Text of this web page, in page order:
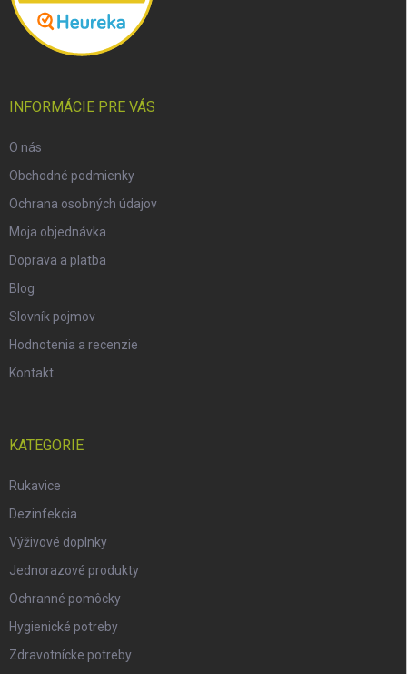
INFORMÁCIE PRE VÁS
O nás
Obchodné podmienky
Ochrana osobných údajov
Moja objednávka
Doprava a platba
Blog
Slovník pojmov
Hodnotenia a recenzie
Kontakt
KATEGORIE
Rukavice
Dezinfekcia
Výživové doplnky
Jednorazové produkty
Ochranné pomôcky
Hygienické potreby
Zdravotnícke potreby